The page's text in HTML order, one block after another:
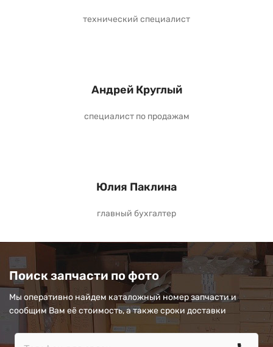
технический специалист
Андрей Круглый
специалист по продажам
Юлия Паклина
главный бухгалтер
Поиск запчасти по фото
Мы оперативно найдем каталожный номер запчасти и
сообщим Вам её стоимость, а также сроки доставки